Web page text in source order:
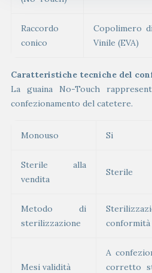
Raccordo
conico
Copolimero
Vinile (EVA)
Caratteristiche tecniche del
La guaina No-Touch
confezionamento del catetere.
Monouso Si
Sterile alla
vendita
Sterile
Metodo di
sterilizzazione
Mesi validità
A
corretto